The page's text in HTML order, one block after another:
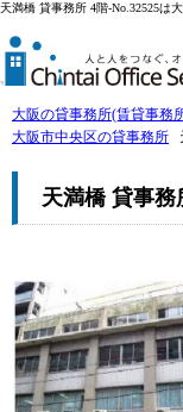
天満橋 貸事務所 4階-No.32525は
大阪の貸事務所(賃貸事務
大阪市中央区の貸事務所
天満橋 貸事務